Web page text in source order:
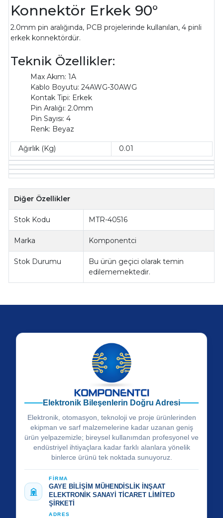
Konnektör Erkek 90°
2.0mm pin aralığında, PCB projelerinde kullanılan, 4 pinli
erkek konnektördür.
Teknik Özellikler:
Max Akım: 1A
Kablo Boyutu: 24AWG-30AWG
Kontak Tipi: Erkek
Pin Aralığı: 2.0mm
Pin Sayısı: 4
Renk: Beyaz
Ağırlık (Kg) 0.01
Diğer Özellikler
Stok Kodu MTR-40516
Marka Komponentci
Stok Durumu
Bu ürün geçici olarak temin
edilememektedir.
Elektronik Bileşenlerin Doğru Adresi
Elektronik, otomasyon, teknoloji ve proje ürünlerinden
ekipman ve sarf malzemelerine kadar uzanan geniş
ürün yelpazemizle; bireysel kullanımdan profesyonel ve
endüstriyel ihtiyaçlara kadar farklı alanlara yönelik
binlerce ürünü tek noktada sunuyoruz.
FİRMA
GAYE BİLİŞİM MÜHENDİSLİK İNŞAAT
ELEKTRONİK SANAYİ TİCARET LİMİTED
ŞİRKETİ
ADRES